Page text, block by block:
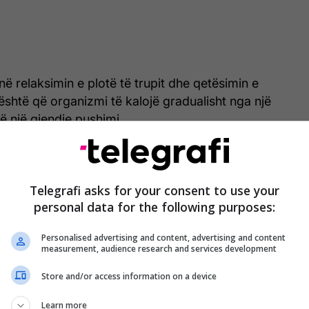
relaksimin e plotë të trupit dhe qetësimin e
që organizmi të kalojë gradualisht nga një
një gjendje pushimi.
relaksoni fytyrën. Duhet të relaksoni ballin, sytë,
pasi shumë njerëz në mënyrë të pavetëdijshme
këto pjesë të trupit. Pastaj, ulni supet dhe
te duart.
qetësuese. Rekomandohet frymëmarrje e
ndërkohë që relaksohen gjoksi, stomaku dhe
që i gjithë trupi të qetësohet dhe të rëndohet.
Telegrafi asks for your consent to use your
personal data for the following purposes:
Personalised advertising and content, advertising and content
measurement, audience research and services development
Store and/or access information on a device
Learn more